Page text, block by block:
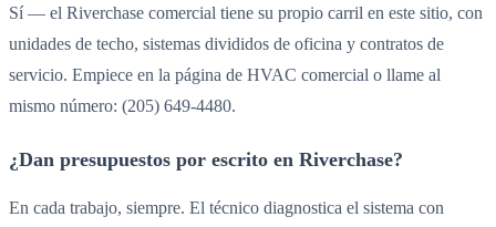
Sí — el Riverchase comercial tiene su propio carril en este sitio, con
unidades de techo, sistemas divididos de oficina y contratos de
servicio. Empiece en la página de HVAC comercial o llame al
mismo número: (205) 649-4480.
¿Dan presupuestos por escrito en Riverchase?
En cada trabajo, siempre. El técnico diagnostica el sistema con